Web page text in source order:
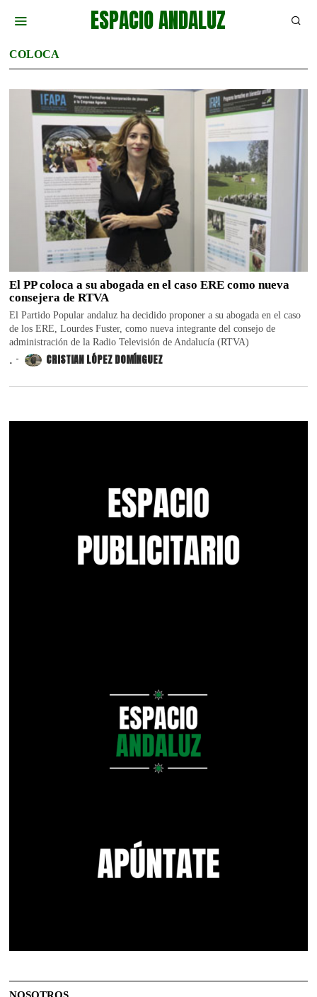
ESPACIO ANDALUZ
COLOCA
El PP coloca a su abogada en el caso ERE como nueva
consejera de RTVA
El Partido Popular andaluz ha decidido proponer a su abogada en el caso
de los ERE, Lourdes Fuster, como nueva integrante del consejo de
administración de la Radio Televisión de Andalucía (RTVA)
. CRISTIAN LÓPEZ DOMÍNGUEZ